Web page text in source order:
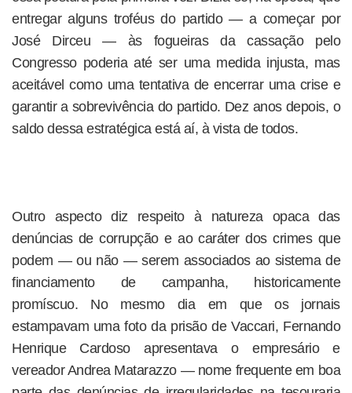
entregar alguns troféus do partido — a começar por
José Dirceu — às fogueiras da cassação pelo
Congresso poderia até ser uma medida injusta, mas
aceitável como uma tentativa de encerrar uma crise e
garantir a sobrevivência do partido. Dez anos depois, o
saldo dessa estratégica está aí, à vista de todos.
Outro aspecto diz respeito à natureza opaca das
denúncias de corrupção e ao caráter dos crimes que
podem — ou não — serem associados ao sistema de
financiamento de campanha, historicamente
promíscuo. No mesmo dia em que os jornais
estampavam uma foto da prisão de Vaccari, Fernando
Henrique Cardoso apresentava o empresário e
vereador Andrea Matarazzo — nome frequente em boa